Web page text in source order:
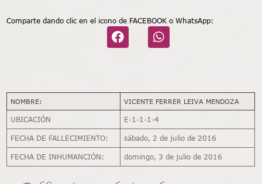
Comparte dando clic en el icono de FACEBOOK o WhatsApp:
NOMBRE: VICENTE FERRER LEIVA MENDOZA
UBICACIÓN E-1-1-1-4
FECHA DE FALLECIMIENTO: sábado, 2 de julio de 2016
FECHA DE INHUMANCIÓN: domingo, 3 de julio de 2016